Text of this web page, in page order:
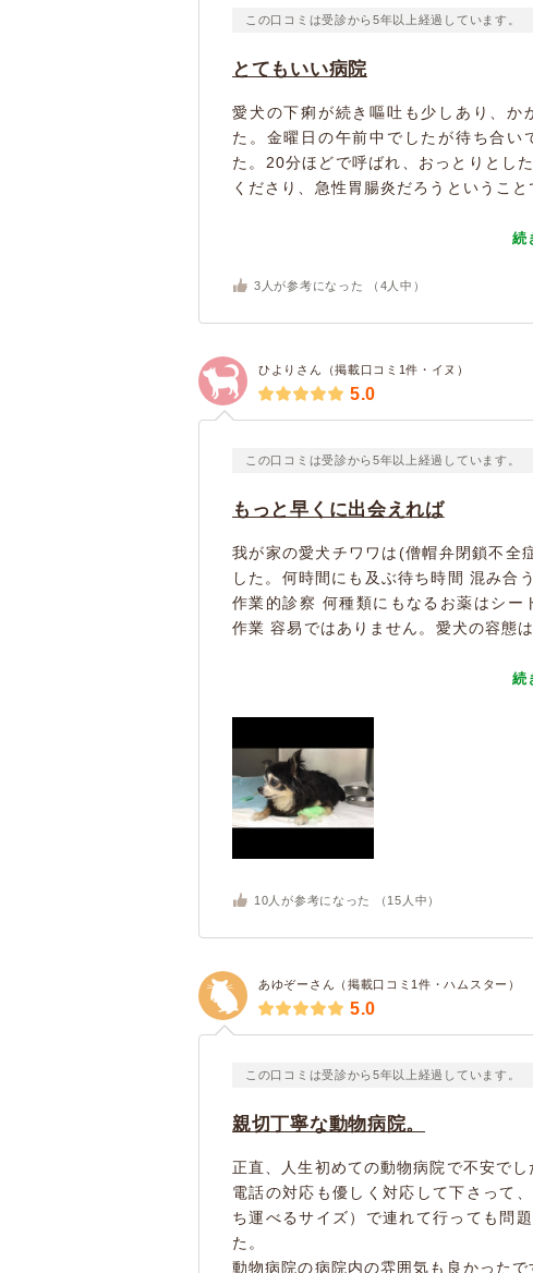
この口コミは受診から5年以上経過しています。
とてもいい病院
愛犬の下痢が続き嘔吐も少しあり、か
た。金曜日の午前中でしたが待ち合い
た。20分ほどで呼ばれ、おっとりとし
くださり、急性胃腸炎だろうというこ
続
3 人が参考になった （ 4 人中）
ひよりさん（掲載口コミ1件・イヌ）
5.0
この口コミは受診から5年以上経過しています。
もっと早くに出会えれば
我が家の愛犬チワワは(僧帽弁閉鎖不全
した。何時間にも及ぶ待ち時間 混み合
作業的診察 何種類にもなるお薬はシー
作業 容易ではありません。愛犬の容態
続
10 人が参考になった （ 15 人中）
あゆぞーさん（掲載口コミ1件・ハムスター）
5.0
この口コミは受診から5年以上経過しています。
親切丁寧な動物病院。
正直、人生初めての動物病院で不安でし
電話の対応も優しく対応して下さって
ち運べるサイズ）で連れて行っても問
た。
動物病院の病院内の雰囲気も良かったで